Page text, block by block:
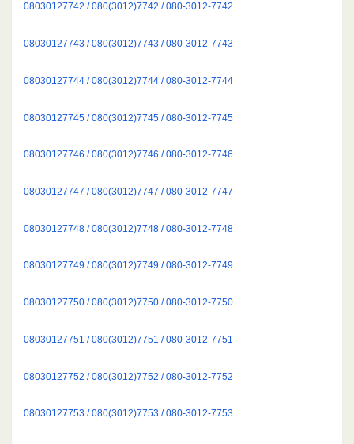
08030127742 / 080(3012)7742 / 080-3012-7742
08030127743 / 080(3012)7743 / 080-3012-7743
08030127744 / 080(3012)7744 / 080-3012-7744
08030127745 / 080(3012)7745 / 080-3012-7745
08030127746 / 080(3012)7746 / 080-3012-7746
08030127747 / 080(3012)7747 / 080-3012-7747
08030127748 / 080(3012)7748 / 080-3012-7748
08030127749 / 080(3012)7749 / 080-3012-7749
08030127750 / 080(3012)7750 / 080-3012-7750
08030127751 / 080(3012)7751 / 080-3012-7751
08030127752 / 080(3012)7752 / 080-3012-7752
08030127753 / 080(3012)7753 / 080-3012-7753